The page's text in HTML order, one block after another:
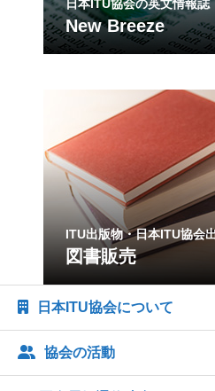
日本ITU協会の英文情報誌
New Breeze
ITU出版物・日本ITU協会
図書販売
日本ITU協会について
協会概要
協会の活動